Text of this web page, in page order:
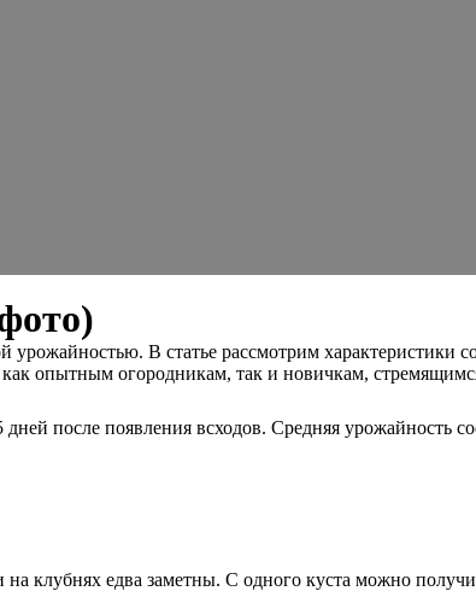
В статье рассмотрим характеристики
опытным огородникам, так и новичкам,
после появления всходов. Средняя урожайность
клубнях едва заметны. С одного куста можно